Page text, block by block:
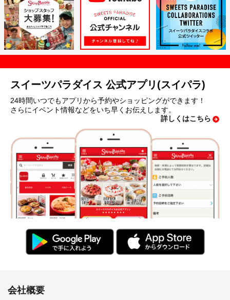
スイーツパラダイス 公式アプリ(スイパラ)
24時間いつでもアプリから予約やショッピングができます！
さらにイベント情報などをいち早くお伝えします。
詳しくはこちら
会社概要